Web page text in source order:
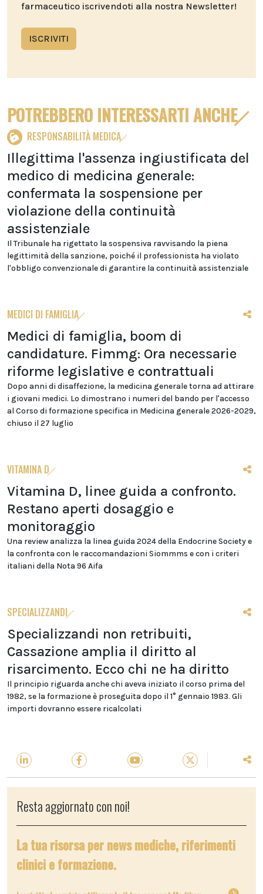
farmaceutico iscrivendoti alla nostra Newsletter!
ISCRIVITI
POTREBBERO INTERESSARTI ANCHE
RESPONSABILITÀ MEDICA
Illegittima l'assenza ingiustificata del
medico di medicina generale:
confermata la sospensione per
violazione della continuità
assistenziale
Il Tribunale ha rigettato la sospensiva ravvisando la piena
legittimità della sanzione, poiché il professionista ha violato
l'obbligo convenzionale di garantire la continuità assistenziale
MEDICI DI FAMIGLIA
Medici di famiglia, boom di
candidature. Fimmg: Ora necessarie
riforme legislative e contrattuali
Dopo anni di disaffezione, la medicina generale torna ad attirare
i giovani medici. Lo dimostrano i numeri del bando per l'accesso
al Corso di formazione specifica in Medicina generale 2026-2029,
chiuso il 27 luglio
VITAMINA D
Vitamina D, linee guida a confronto.
Restano aperti dosaggio e
monitoraggio
Una review analizza la linea guida 2024 della Endocrine Society e
la confronta con le raccomandazioni Siommms e con i criteri
italiani della Nota 96 Aifa
SPECIALIZZANDI
Specializzandi non retribuiti,
Cassazione amplia il diritto al
risarcimento. Ecco chi ne ha diritto
Il principio riguarda anche chi aveva iniziato il corso prima del
1982, se la formazione è proseguita dopo il 1° gennaio 1983. Gli
importi dovranno essere ricalcolati
Resta aggiornato con noi!
La tua risorsa per news mediche, riferimenti
clinici e formazione.